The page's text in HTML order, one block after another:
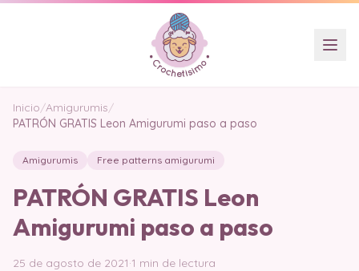
Inicio/Amigurumis/
PATRÓN GRATIS Leon Amigurumi paso a paso
Amigurumis Free patterns amigurumi
PATRÓN GRATIS Leon
Amigurumi paso a paso
25 de agosto de 2021·1 min de lectura